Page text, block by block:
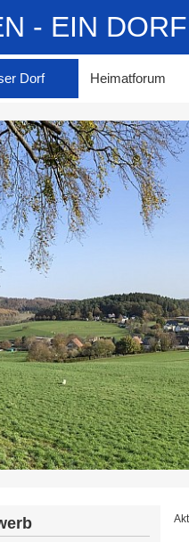
- EIN
Dorf Heimatforum